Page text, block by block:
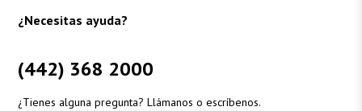
¿Necesitas ayuda?
(442) 368 2000
¿Tienes alguna pregunta? Llámanos o escríbenos.